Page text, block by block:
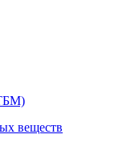
веществ